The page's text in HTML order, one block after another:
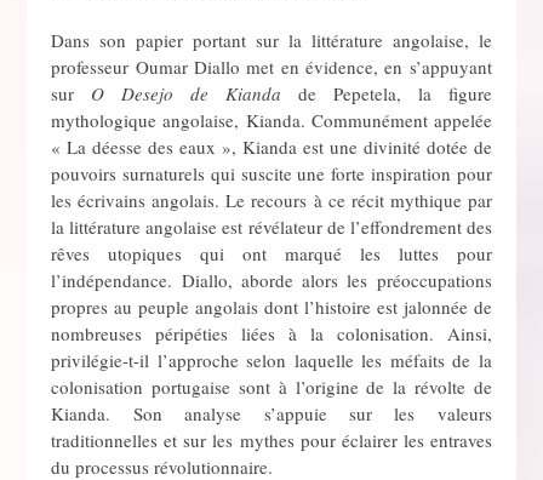
Dans son papier portant sur la littérature angolaise, le
professeur Oumar Diallo met en évidence, en s’appuyant
sur O Desejo de Kianda de Pepetela, la figure
mythologique angolaise, Kianda. Communément appelée
« La déesse des eaux », Kianda est une divinité dotée de
pouvoirs surnaturels qui suscite une forte inspiration pour
les écrivains angolais. Le recours à ce récit mythique par
la littérature angolaise est révélateur de l’effondrement des
rêves utopiques qui ont marqué les luttes pour
l’indépendance. Diallo, aborde alors les préoccupations
propres au peuple angolais dont l’histoire est jalonnée de
nombreuses péripéties liées à la colonisation. Ainsi,
privilégie-t-il l’approche selon laquelle les méfaits de la
colonisation portugaise sont à l’origine de la révolte de
Kianda. Son analyse s’appuie sur les valeurs
traditionnelles et sur les mythes pour éclairer les entraves
du processus révolutionnaire.